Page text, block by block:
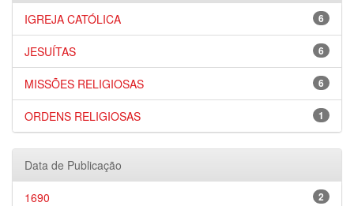
6
IGREJA CATÓLICA
6
JESUÍTAS
6
MISSÕES RELIGIOSAS
1
ORDENS RELIGIOSAS
Data de Publicação
2
1690